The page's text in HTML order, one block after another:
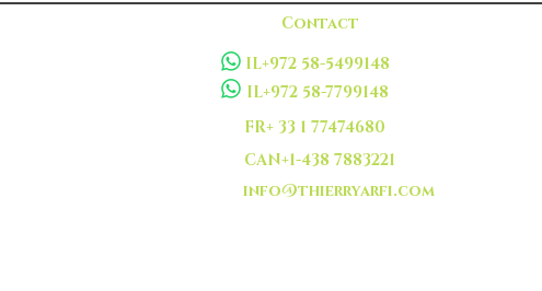
Contact
IL+972 58-5499148
IL+972 58-7799148
FR+ 33 1 77474680
CAN+1-438 7883221
info@thierryarfi.com